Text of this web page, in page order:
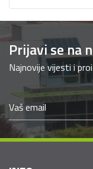
Prijavi se na
Najnovije vijesti i